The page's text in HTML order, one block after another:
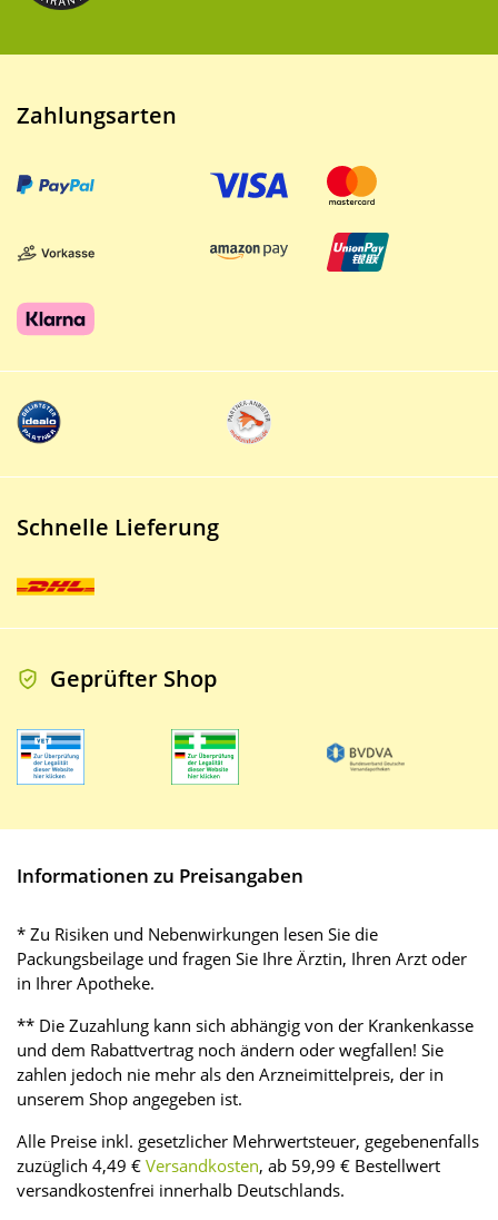
Zahlungsarten
Schnelle Lieferung
Geprüfter Shop
Informationen zu Preisangaben
* Zu Risiken und Nebenwirkungen lesen Sie die
Packungsbeilage und fragen Sie Ihre Ärztin, Ihren Arzt oder
in Ihrer Apotheke.
** Die Zuzahlung kann sich abhängig von der Krankenkasse
und dem Rabattvertrag noch ändern oder wegfallen! Sie
zahlen jedoch nie mehr als den Arzneimittelpreis, der in
unserem Shop angegeben ist.
Alle Preise inkl. gesetzlicher Mehrwertsteuer, gegebenenfalls
zuzüglich 4,49 € Versandkosten, ab 59,99 € Bestellwert
versandkostenfrei innerhalb Deutschlands.